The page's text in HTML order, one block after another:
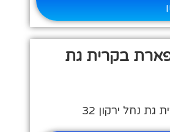
בקרית גת
נחל ירקון 32